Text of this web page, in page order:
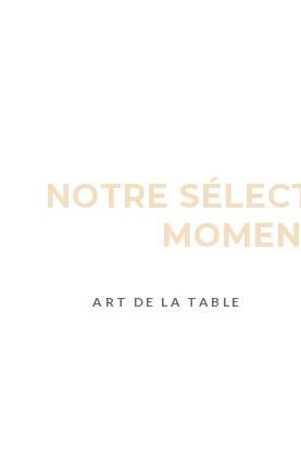
NOTRE
ART DE LA TABLE